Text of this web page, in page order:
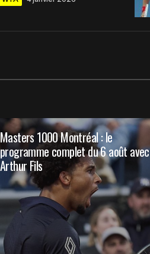
commentaires par e-mail.
nouveaux articles par e-mail.
Masters 1000 Montréal : le
programme complet du 6 août avec
Arthur Fils